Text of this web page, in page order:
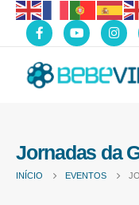
Jornadas da
INÍCIO EVENTOS